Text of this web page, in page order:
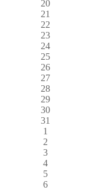
20
21
22
23
24
25
26
27
28
29
30
31
1
2
3
4
5
6